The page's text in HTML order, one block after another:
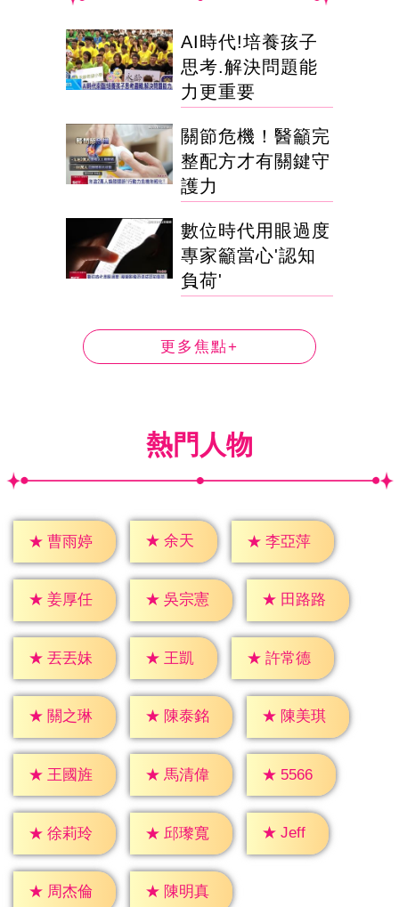
AI時代!培養孩子
思考.解決問題能
力更重要
關節危機！醫籲完
整配方才有關鍵守
護力
數位時代用眼過度
專家籲當心'認知
負荷'
更多焦點+
熱門人物
★ 曹雨婷 ★ 余天 ★ 李亞萍
★ 姜厚任 ★ 吳宗憲 ★ 田路路
★ 丟丟妹 ★ 王凱 ★ 許常德
★ 關之琳 ★ 陳泰銘 ★ 陳美琪
★ 王國旌 ★ 馬清偉 ★ 5566
★ 徐莉玲 ★ 邱瓈寬 ★ Jeff
★ 周杰倫 ★ 陳明真